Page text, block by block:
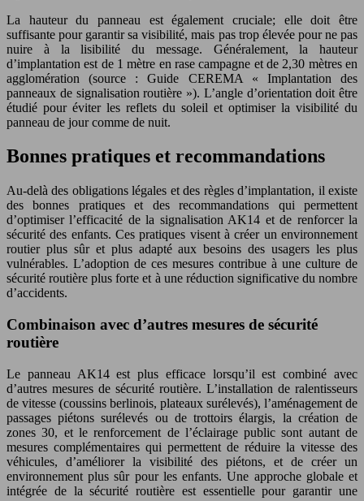
La hauteur du panneau est également cruciale; elle doit être
suffisante pour garantir sa visibilité, mais pas trop élevée pour ne pas
nuire à la lisibilité du message. Généralement, la hauteur
d’implantation est de 1 mètre en rase campagne et de 2,30 mètres en
agglomération (source : Guide CEREMA « Implantation des
panneaux de signalisation routière »). L’angle d’orientation doit être
étudié pour éviter les reflets du soleil et optimiser la visibilité du
panneau de jour comme de nuit.
Bonnes pratiques et recommandations
Au-delà des obligations légales et des règles d’implantation, il existe
des bonnes pratiques et des recommandations qui permettent
d’optimiser l’efficacité de la signalisation AK14 et de renforcer la
sécurité des enfants. Ces pratiques visent à créer un environnement
routier plus sûr et plus adapté aux besoins des usagers les plus
vulnérables. L’adoption de ces mesures contribue à une culture de
sécurité routière plus forte et à une réduction significative du nombre
d’accidents.
Combinaison avec d’autres mesures de sécurité
routière
Le panneau AK14 est plus efficace lorsqu’il est combiné avec
d’autres mesures de sécurité routière. L’installation de ralentisseurs
de vitesse (coussins berlinois, plateaux surélevés), l’aménagement de
passages piétons surélevés ou de trottoirs élargis, la création de
zones 30, et le renforcement de l’éclairage public sont autant de
mesures complémentaires qui permettent de réduire la vitesse des
véhicules, d’améliorer la visibilité des piétons, et de créer un
environnement plus sûr pour les enfants. Une approche globale et
intégrée de la sécurité routière est essentielle pour garantir une